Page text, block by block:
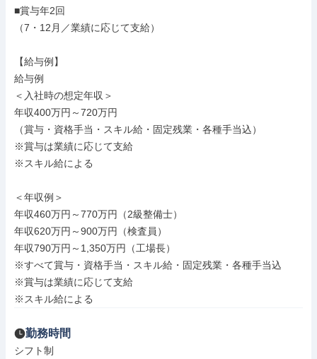
■賞与年2回
（7・12月／業績に応じて支給）
【給与例】
給与例
＜入社時の想定年収＞
年収400万円～720万円
（賞与・資格手当・スキル給・固定残業・各種手当込）
※賞与は業績に応じて支給
※スキル給による
＜年収例＞
年収460万円～770万円（2級整備士）
年収620万円～900万円（検査員）
年収790万円～1,350万円（工場長）
※すべて賞与・資格手当・スキル給・固定残業・各種手当込
※賞与は業績に応じて支給
※スキル給による
勤務時間
シフト制